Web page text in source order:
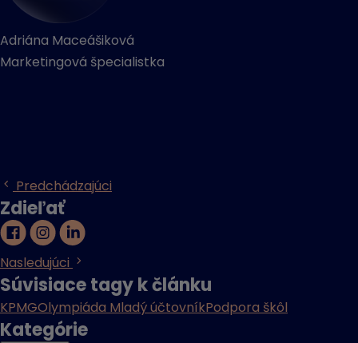
Adriána Maceášiková
Marketingová špecialistka
Predchádzajúci
Zdieľať
Nasledujúci
Súvisiace tagy k článku
KPMGOlympiáda Mladý účtovníkPodpora škôl
Kategórie